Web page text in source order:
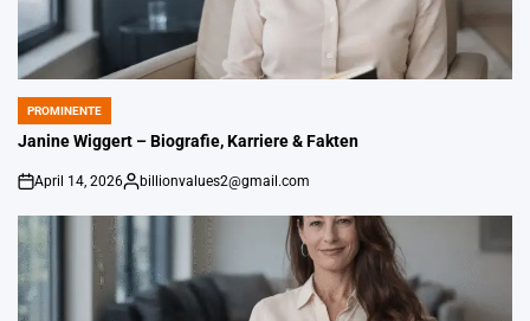
POSTED
IN
PROMINENTE
Janine Wiggert – Biografie, Karriere & Fakten
on
April 14, 2026
Gepostet
billionvalues2@gmail.com